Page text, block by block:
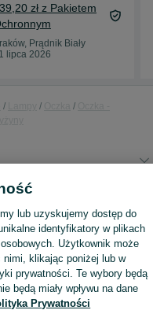
zł z Pakietem
Prądnik Biały
lipca 2026
aby skontaktować się z
lub uzyskujemy dostęp do
identyfikatory w plikach
Użytkownik może
klikając poniżej lub w
prywatności. Te wybory będą
będą miały wpływu na dane
Prywatności